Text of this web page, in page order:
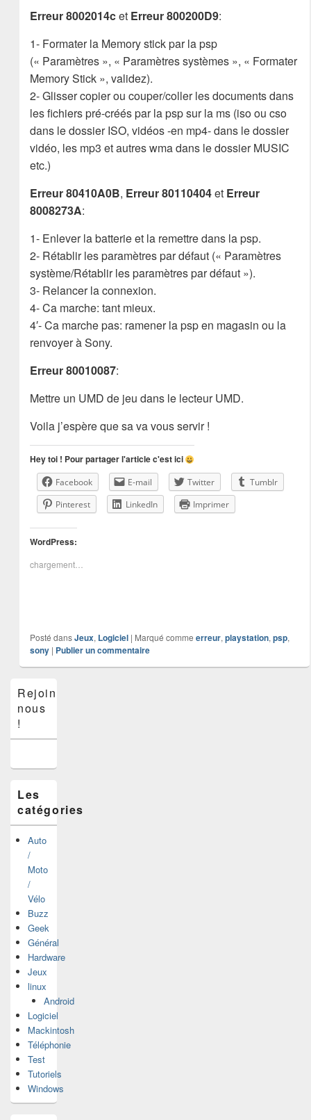
Erreur 8002014cet Erreur 800200D9:
1- Formater la Memory stick par la psp
(« Paramètres », « Paramètres systèmes », « Formater
Memory Stick », validez).
2- Glisser copier ou couper/coller les documents dans
les fichiers pré-créés par la psp sur la ms (iso ou cso
dans le dossier ISO, vidéos -en mp4- dans le dossier
vidéo, les mp3 et autres wma dans le dossier MUSIC
etc.)
Erreur 80410A0B, Erreur 80110404et Erreur
8008273A:
1- Enlever la batterie et la remettre dans la psp.
2- Rétablir les paramètres par défaut (« Paramètres
système/Rétablir les paramètres par défaut »).
3- Relancer la connexion.
4- Ca marche: tant mieux.
4′- Ca marche pas: ramener la psp en magasin ou la
renvoyer à Sony.
Erreur 80010087:
Mettre un UMD de jeu dans le lecteur UMD.
Voila j’espère que sa va vous servir !
Hey toi ! Pour partager l'article c'est ici
Facebook E-mail Twitter
Tumblr
Pinterest
LinkedIn Imprimer
WordPress:
chargement…
Posté dans Jeux, Logiciel | Marqué comme erreur, playstation, psp,
sony | Publier un commentaire
principale
de
widget
latérale
Rejoins-
nous
!
Les
catégories
Auto
/
Moto
/
Vélo
Buzz
Geek
Général
Hardware
Jeux
linux
Android
Logiciel
Mackintosh
Téléphonie
Test
Tutoriels
Windows